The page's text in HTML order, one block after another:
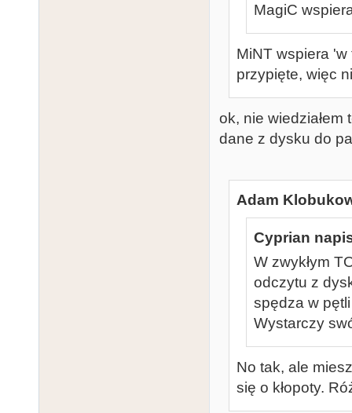
MagiC
MiNT wspiera
przypięte, więc
ok, nie wiedziałem
dane z dysku do
Adam
Cyprian
W zwykłym
odczytu z
spędza w
Wystarczy
No tak, ale
się o kłopoty.